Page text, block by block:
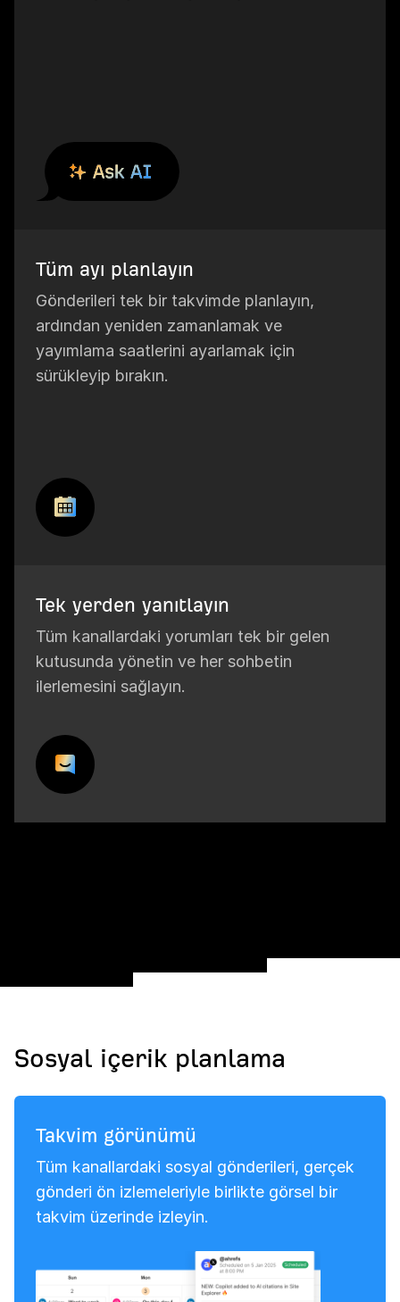
Tüm ayı planlayın
Gönderileri tek bir takvimde planlayın,
ardından yeniden zamanlamak ve
yayımlama saatlerini ayarlamak için
sürükleyip bırakın.
Tek yerden yanıtlayın
Tüm kanallardaki yorumları tek bir gelen
kutusunda yönetin ve her sohbetin
ilerlemesini sağlayın.
Sosyal içerik planlama
Takvim görünümü
Tüm kanallardaki sosyal gönderileri, gerçek
gönderi ön izlemeleriyle birlikte görsel bir
takvim üzerinde izleyin.